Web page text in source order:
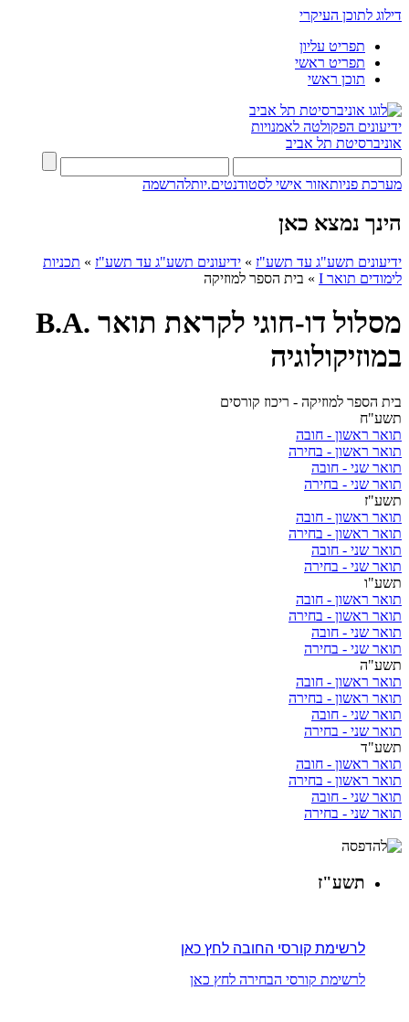
דילוג לתוכן העיקרי
תפריט עליון
תפריט ראשי
תוכן ראשי
ידיעונים הפקולטה לאמנויות
אוניברסיטת תל אביב
מערכת פניותאזור אישי לסטודנטים.יותלהרשמה
הינך נמצא כאן
ידיעונים תשע"ג עד תשע"ז » ידיעונים תשע"ג עד תשע"ז » תכניות
לימודים תואר I
» בית הספר למוזיקה
מסלול דו-חוגי לקראת תואר .B.A
במוזיקולוגיה
בית הספר למוזיקה - ריכוז קורסים
תשע"ח
תואר ראשון - חובה
תואר ראשון - בחירה
תואר שני - חובה
תואר שני - בחירה
תשע"ז
תואר ראשון - חובה
תואר ראשון - בחירה
תואר שני - חובה
תואר שני - בחירה
תשע"ו
תואר ראשון - חובה
תואר ראשון - בחירה
תואר שני - חובה
תואר שני - בחירה
תשע"ה
תואר ראשון - חובה
תואר ראשון - בחירה
תואר שני - חובה
תואר שני - בחירה
תשע"ד
תואר ראשון - חובה
תואר ראשון - בחירה
תואר שני - חובה
תואר שני - בחירה
תשע"ז
לרשימת קורסי החובה לחץ כאן
לרשימת קורסי הבחירה לחץ כאן